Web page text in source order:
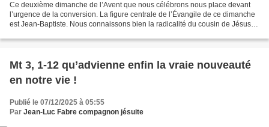
Ce deuxième dimanche de l’Avent que nous célébrons nous place devant
l’urgence de la conversion. La figure centrale de l’Évangile de ce dimanche
est Jean-Baptiste. Nous connaissons bien la radicalité du cousin de Jésus.
Mt 3, 1-12 qu’advienne enfin la vraie nouveauté
en notre vie !
Publié le 07/12/2025 à 05:55
Par Jean-Luc Fabre compagnon jésuite